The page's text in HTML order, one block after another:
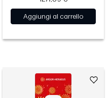
Aggiungi al carrello